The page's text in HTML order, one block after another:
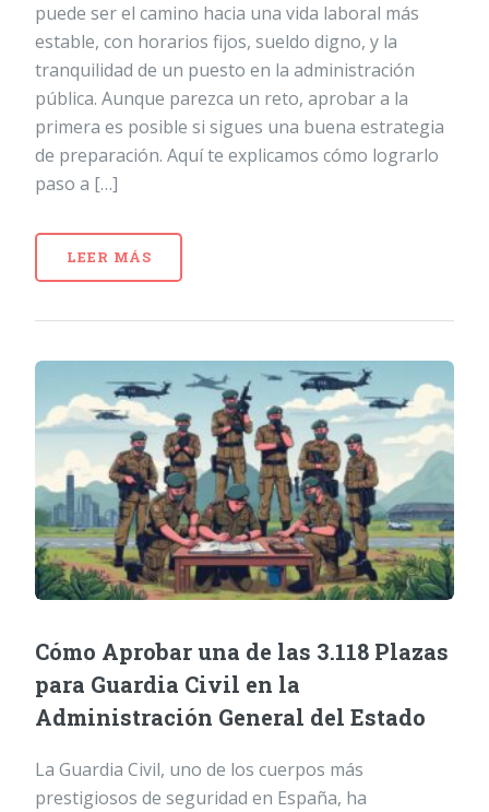
puede ser el camino hacia una vida laboral más
estable, con horarios fijos, sueldo digno, y la
tranquilidad de un puesto en la administración
pública. Aunque parezca un reto, aprobar a la
primera es posible si sigues una buena estrategia
de preparación. Aquí te explicamos cómo lograrlo
paso a […]
LEER MÁS
Cómo Aprobar una de las 3.118 Plazas
para Guardia Civil en la
Administración General del Estado
La Guardia Civil, uno de los cuerpos más
prestigiosos de seguridad en España, ha